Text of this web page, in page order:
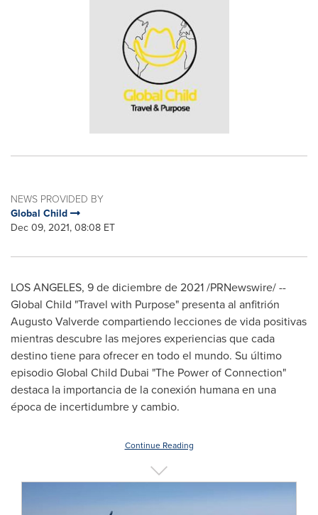
NEWS PROVIDED BY
Global Child
Dec 09, 2021, 08:08 ET
LOS ANGELES, 9 de diciembre de 2021 /PRNewswire/ --
Global Child "Travel with Purpose" presenta al anfitrión
Augusto Valverdecompartiendo lecciones de vida positivas
mientras descubre las mejores experiencias que cada
destino tiene para ofrecer en todo el mundo. Su último
episodio Global Child Dubai "The Power of Connection"
destaca la importancia de la conexión humana en una
época de incertidumbre y cambio.
Continue Reading